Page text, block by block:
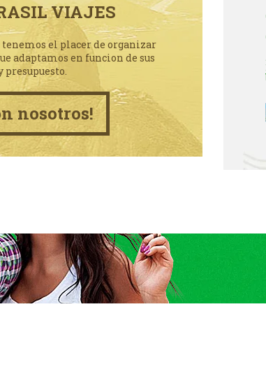
VIAJES
tenemos el placer de organizar
adaptamos en funcion de sus
presupuesto.
nosotros!